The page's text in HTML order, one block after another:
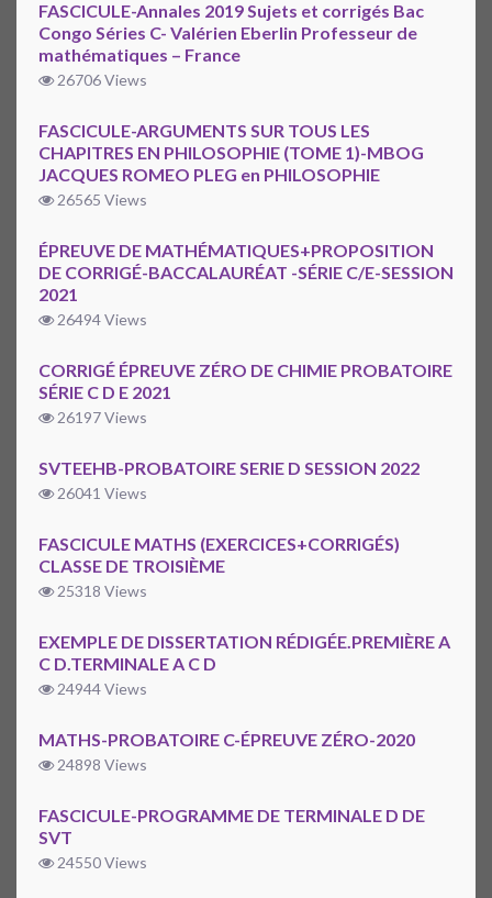
FASCICULE-Annales 2019 Sujets et corrigés Bac
Congo Séries C- Valérien Eberlin Professeur de
mathématiques – France
26706 Views
FASCICULE-ARGUMENTS SUR TOUS LES
CHAPITRES EN PHILOSOPHIE (TOME 1)-MBOG
JACQUES ROMEO PLEG en PHILOSOPHIE
26565 Views
ÉPREUVE DE MATHÉMATIQUES+PROPOSITION
DE CORRIGÉ-BACCALAURÉAT -SÉRIE C/E-SESSION
2021
26494 Views
CORRIGÉ ÉPREUVE ZÉRO DE CHIMIE PROBATOIRE
SÉRIE C D E 2021
26197 Views
SVTEEHB-PROBATOIRE SERIE D SESSION 2022
26041 Views
FASCICULE MATHS (EXERCICES+CORRIGÉS)
CLASSE DE TROISIÈME
25318 Views
EXEMPLE DE DISSERTATION RÉDIGÉE.PREMIÈRE A
C D.TERMINALE A C D
24944 Views
MATHS-PROBATOIRE C-ÉPREUVE ZÉRO-2020
24898 Views
FASCICULE-PROGRAMME DE TERMINALE D DE
SVT
24550 Views